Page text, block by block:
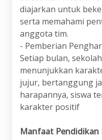
diajarkan untuk
serta memahami
anggota tim.
- Pemberian
Setiap bulan,
menunjukkan
jujur, bertanggung
harapannya, siswa
karakter positif
Manfaat